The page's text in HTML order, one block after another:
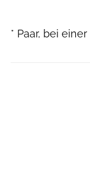
* Paar, bei